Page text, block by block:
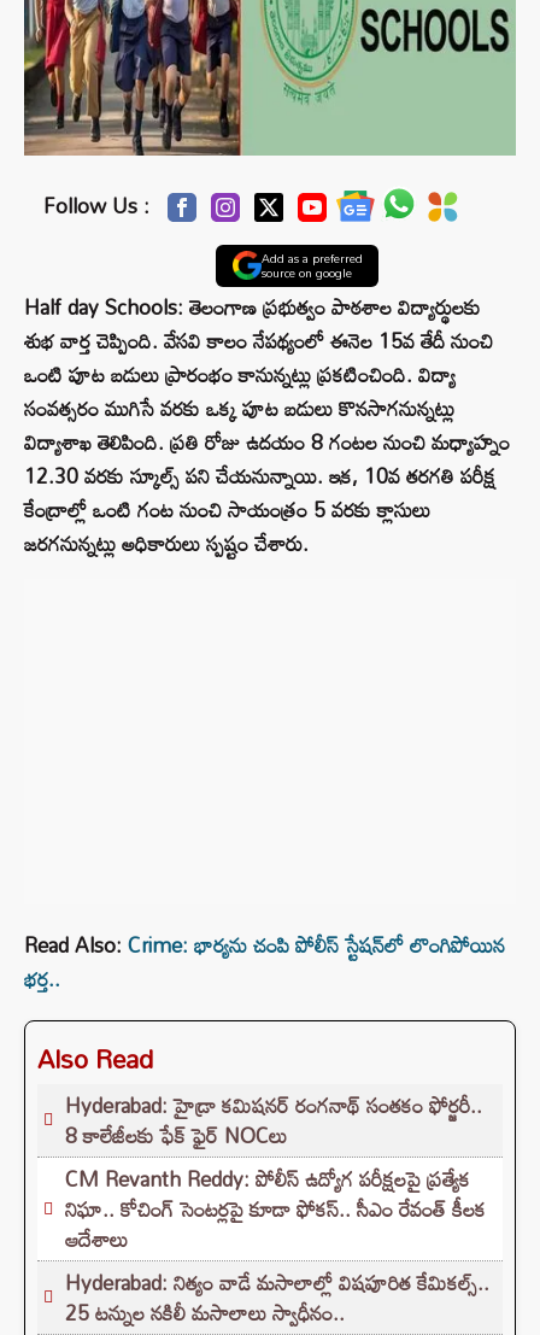
Follow Us :
Add as a preferred
source on google
Half day Schools: తెలంగాణ ప్రభుత్వం పాఠశాల విద్యార్థులకు
శుభ వార్త చెప్పింది. వేసవి కాలం నేపథ్యంలో ఈనెల 15వ తేదీ నుంచి
ఒంటి పూట బడులు ప్రారంభం కానున్నట్లు ప్రకటించింది. విద్యా
సంవత్సరం ముగిసే వరకు ఒక్క పూట బడులు కొనసాగనున్నట్లు
విద్యాశాఖ తెలిపింది. ప్రతి రోజు ఉదయం 8 గంటల నుంచి మధ్యాహ్నం
12.30 వరకు స్కూల్స్ పని చేయనున్నాయి. ఇక, 10వ తరగతి పరీక్ష
కేంద్రాల్లో ఒంటి గంట నుంచి సాయంత్రం 5 వరకు క్లాసులు
జరగనున్నట్లు అధికారులు స్పష్టం చేశారు.
Read Also:Crime: భార్యను చంపి పోలీస్ స్టేషన్⁬లో లొంగిపోయిన
భర్త..
Also Read
Hyderabad: హైడ్రా కమిషనర్ రంగనాథ్ సంతకం ఫోర్జరీ..
8 కాలేజీలకు ఫేక్ ఫైర్ NOCలు
CM Revanth Reddy: పోలీస్ ఉద్యోగ పరీక్షలపై ప్రత్యేక
నిఘా.. కోచింగ్ సెంటర్లపై కూడా ఫోకస్.. సీఎం రేవంత్ కీలక
ఆదేశాలు
Hyderabad: నిత్యం వాడే మసాలాల్లో విషపూరిత కేమికల్స్..
25 టన్నుల నకిలీ మసాలాలు స్వాధీనం..